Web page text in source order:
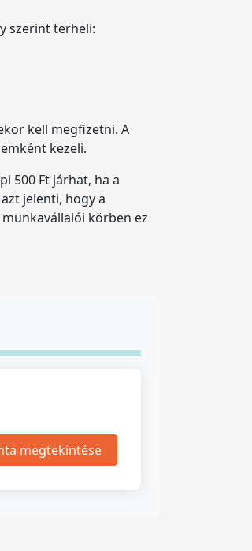
szerint terheli:
kell megfizetni. A
kezeli.
500 Ft járhat, ha a
jelenti, hogy a
körben ez
megtekintése